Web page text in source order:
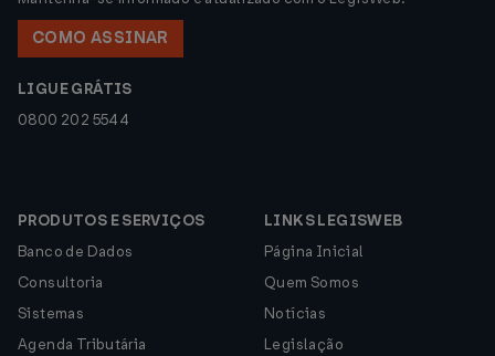
COMO ASSINAR
LIGUE GRÁTIS
0800 202 5544
PRODUTOS E SERVIÇOS
Banco de Dados
Consultoria
Sistemas
Agenda Tributária
LINKS LEGISWEB
Página Inicial
Quem Somos
Notícias
Legislação